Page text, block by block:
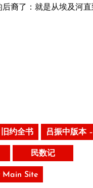
裔了：就是从埃及河
约全书 吕振中版本
民数记
Main Site